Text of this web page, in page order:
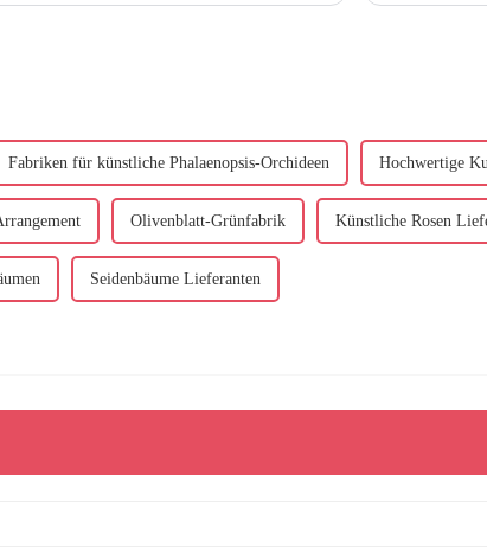
Fabriken für künstliche Phalaenopsis-Orchideen Hochwertige
Olivenblatt-Grünfabrik Künstliche Rosen
Seidenbäume Lieferanten